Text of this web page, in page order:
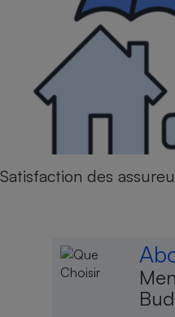
Satisfaction des